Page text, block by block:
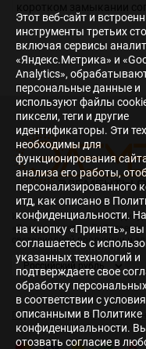
коротком замыкании
Интернет-магазин
«Элемент света». Работаем
светодиодной продукции и
Политика персональных
Этот веб-сайт и
инструменты третьих
включая сервисы
«Яндекс.Метрика» и
Analytics»,
персональные данные и
используют файлы
пиксели, теги и другие
идентификаторы. Эти
необходимы для
функционирования
анализа его работы,
персонализированного
итд, как описано в
конфиденциальности.
на кнопку «Принять», вы
соглашаетесь с
указанных технологий и
подтверждаете свое
обработку
в соответствии с
описанными в Политике
конфиденциальности.
отозвать согласие в